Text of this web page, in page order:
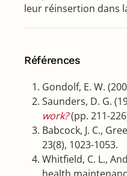
leur réinsertion dans
Références
Gondolf, E. W.
Saunders, D. G.
work?(pp. 211-
Babcock, J. C.,
23(8), 1023-1053.
Whitfield, C. L.,